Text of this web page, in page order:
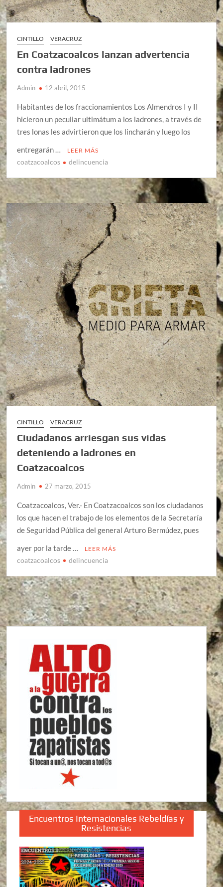
CINTILLO VERACRUZ
En Coatzacoalcos lanzan advertencia
contra ladrones
Admin 12 abril, 2015
Habitantes de los fraccionamientos Los Almendros I y II
hicieron un peculiar ultimátum a los ladrones, a través de
tres lonas les advirtieron que los lincharán y luego los
entregarán …
LEER MÁS
coatzacoalcos delincuencia
CINTILLO VERACRUZ
Ciudadanos arriesgan sus vidas
deteniendo a ladrones en
Coatzacoalcos
Admin 27 marzo, 2015
Coatzacoalcos, Ver.- En Coatzacoalcos son los ciudadanos
los que hacen el trabajo de los elementos de la Secretaría
de Seguridad Pública del general Arturo Bermúdez, pues
ayer por la tarde …
LEER MÁS
coatzacoalcos delincuencia
Encuentros Internacionales Rebeldías y
Resistencias